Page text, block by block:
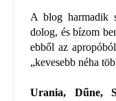
A blog harmadik
dolog, és bízom
ebből az
„kevesebb néha
Urania, Dűne,